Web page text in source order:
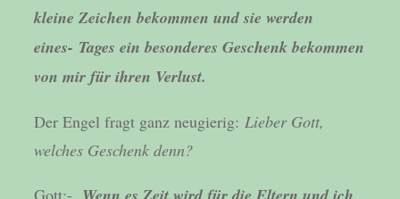
kleine Zeichen bekommen und sie werden
eines- Tages ein besonderes Geschenk bekommen
von mir für ihren Verlust.
Der Engel fragt ganz neugierig: Lieber Gott,
welches Geschenk denn?
Gott:-